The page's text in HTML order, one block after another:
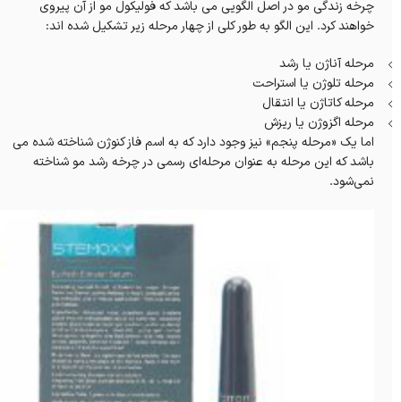
چرخه زندگی مو در اصل الگویی می باشد که فولیکول مو از آن پیروی
خواهند کرد. این الگو به طور کلی از چهار مرحله زیر تشکیل شده اند:
مرحله آناژن یا رشد
مرحله تلوژن یا استراحت
مرحله کاتاژن یا انتقال
مرحله اگزوژن یا ریزش
اما یک «مرحله پنجم» نیز وجود دارد که به اسم فاز کنوژن شناخته شده می
باشد که این مرحله به عنوان مرحله‌ای رسمی در چرخه رشد مو شناخته
نمی‌شود.